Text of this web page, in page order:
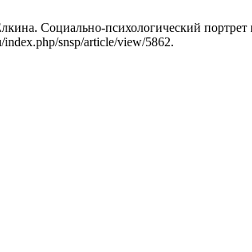
Социально-психологический портрет
index.php/snsp/article/view/5862.